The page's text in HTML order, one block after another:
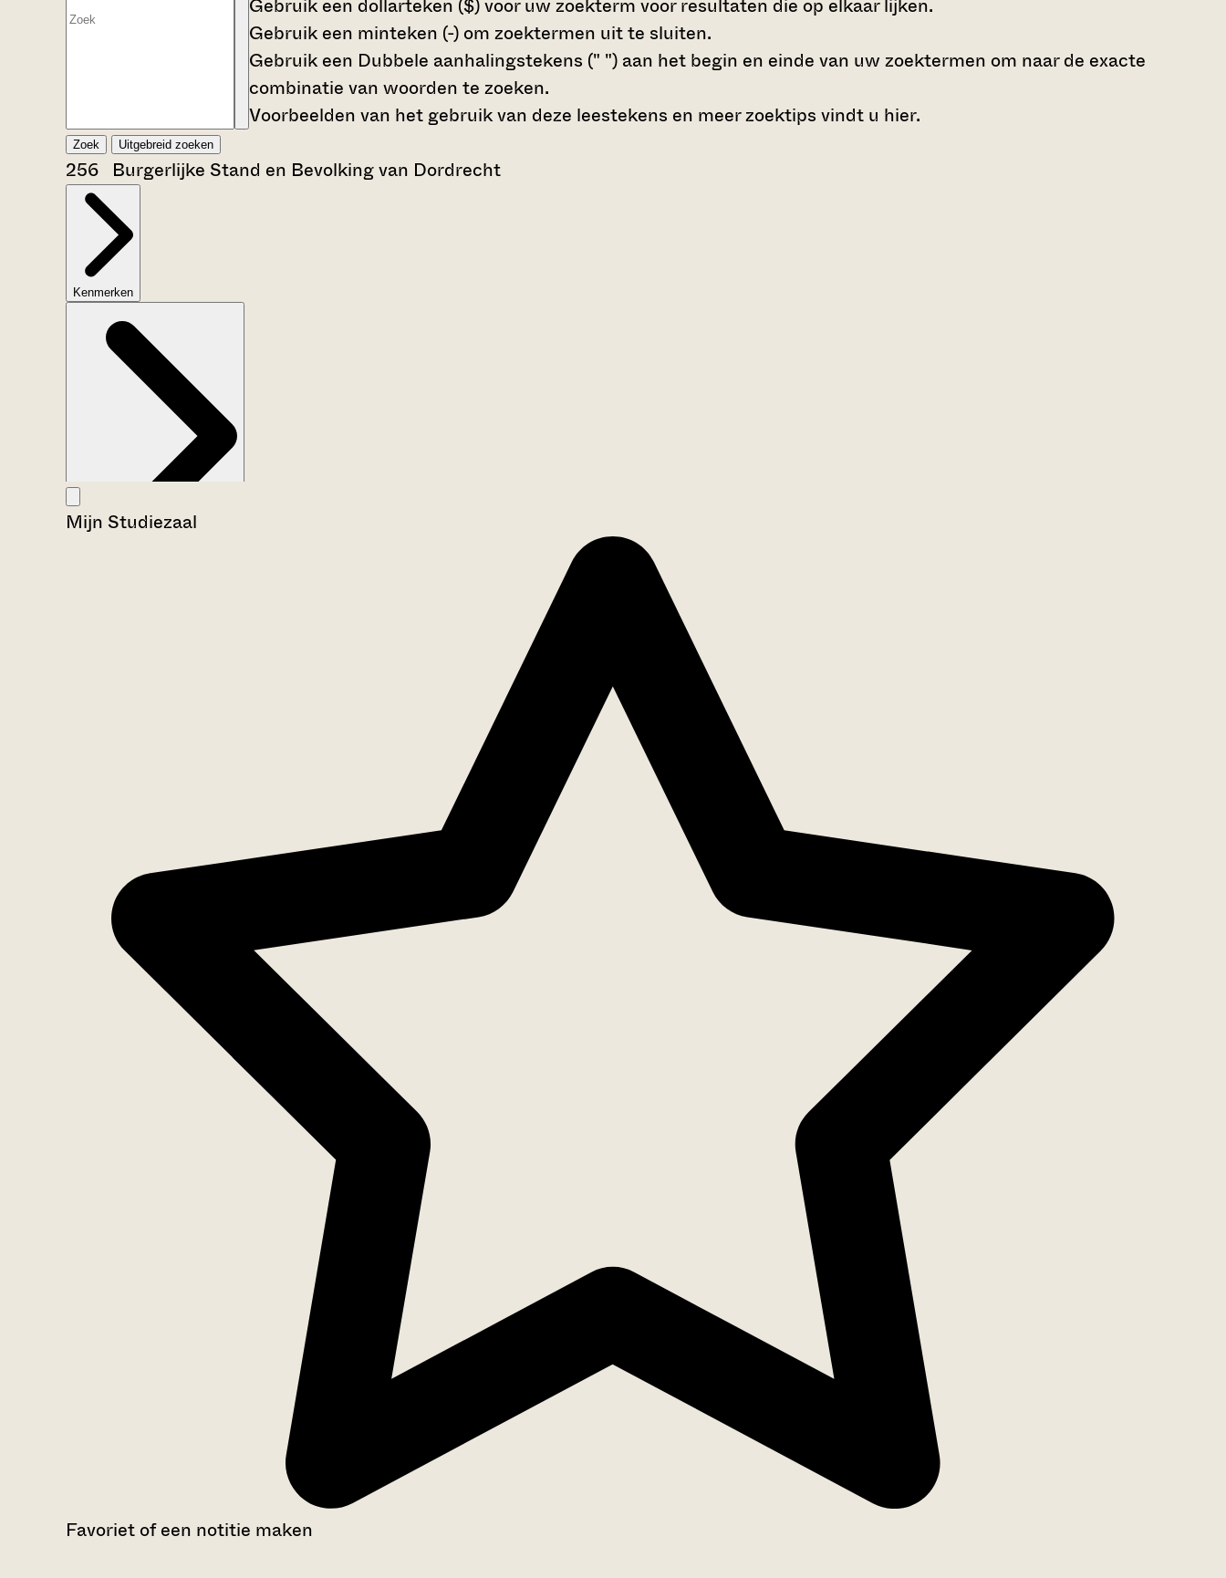
Gebruik een dollarteken ($)voor uw zoekterm voor resultaten die op elkaar lijken.
Gebruik een minteken (-) om zoektermen uit te sluiten.
Gebruik een Dubbele aanhalingstekens (" ") aan het begin en einde van uw zoektermen om naar de exacte
combinatie van woorden te zoeken.
Voorbeelden van het gebruik van deze leestekens en meer zoektips vindt u hier.
Zoek Uitgebreid zoeken
256 Burgerlijke Stand en Bevolking van Dordrecht
Kenmerken
Mijn Studiezaal
Favoriet of een notitie maken